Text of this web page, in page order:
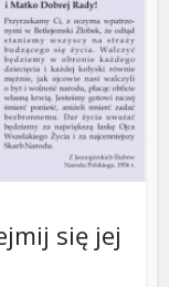
się jej